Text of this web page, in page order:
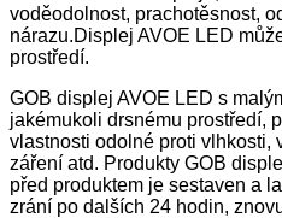
voděodolnost, prachotěsnost,
nárazu.Displej AVOE LED
prostředí.
GOB displej AVOE LED s
jakémukoli drsnému prostředí,
vlastnosti odolné proti vlhkosti,
záření atd. Produkty GOB
před produktem je sestaven a
zrání po dalších 24 hodin,